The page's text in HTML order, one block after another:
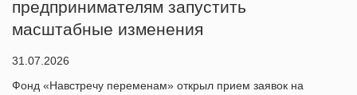
предпринимателям запустить
масштабные изменения
31.07.2026
Фонд «Навстречу переменам» открыл прием заявок на